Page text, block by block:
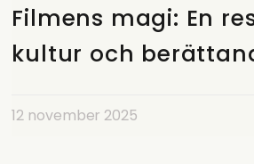
Filmens magi: En
kultur och
12 november 2025